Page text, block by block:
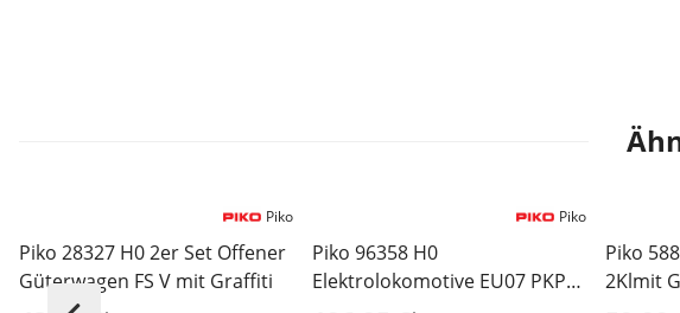
Piko 28327 H0 2er Set Offener
Güterwagen FS V mit Graffiti
Piko
Piko 96358 H0
Elektrolokomotive EU07 PKP
Piko
Piko
2Klmit